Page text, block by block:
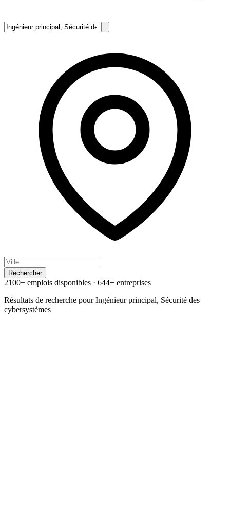
Rechercher
2100+ emplois disponibles · 644+ entreprises
Résultats de recherche pourIngénieur principal, Sécurité des
cybersystèmes